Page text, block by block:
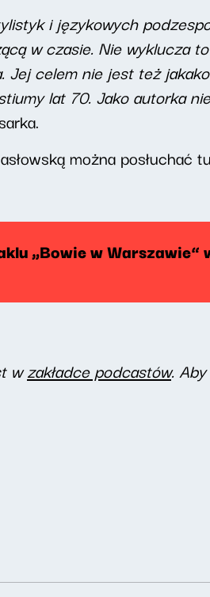
i językowych
w czasie. Nie wyklucza
celem nie jest też
lat 70. Jako autorka
można posłuchać
„Bowie w Warszawie”
wzakładce podcastów.